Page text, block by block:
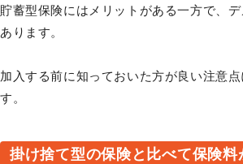
貯蓄型保険にはメリットがある一方で、
あります。
加入する前に知っておいた方が良い注意
す。
掛け捨て型の保険と比べて保険料